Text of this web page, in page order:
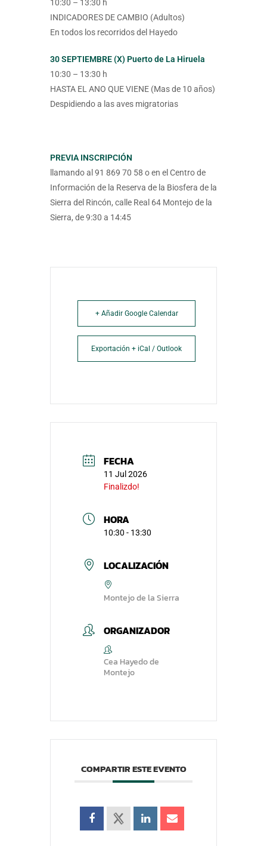
10:30 – 13:30 h
INDICADORES DE CAMBIO (Adultos)
En todos los recorridos del Hayedo
30 SEPTIEMBRE (X) Puerto de La Hiruela
10:30 – 13:30 h
HASTA EL ANO QUE VIENE (Mas de 10 años)
Despidiendo a las aves migratorias
PREVIA INSCRIPCIÓN
llamando al 91 869 70 58 o en el Centro de
Información de la Reserva de la Biosfera de la
Sierra del Rincón, calle Real 64 Montejo de la
Sierra, de 9:30 a 14:45
+ Añadir Google Calendar
Exportación + iCal / Outlook
FECHA
11 Jul 2026
Finalizdo!
HORA
10:30 - 13:30
LOCALIZACIÓN
Montejo de la Sierra
ORGANIZADOR
Cea Hayedo de
Montejo
COMPARTIR ESTE EVENTO